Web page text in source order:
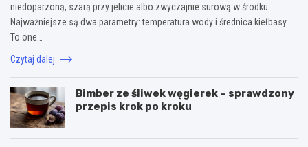
niedoparzoną, szarą przy jelicie albo zwyczajnie surową w środku.
Najważniejsze są dwa parametry: temperatura wody i średnica kiełbasy.
To one…
Czytaj dalej
Bimber ze śliwek węgierek – sprawdzony
przepis krok po kroku